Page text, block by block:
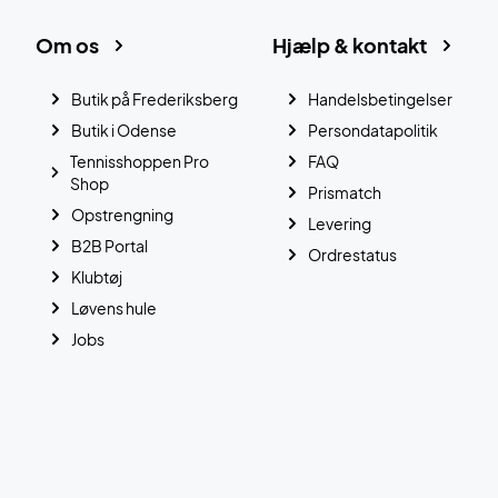
Hjælp & kontakt
Handelsbetingelser
Persondatapolitik
FAQ
Prismatch
Levering
Ordrestatus
Om os
Butik på Frederiksberg
Butik i Odense
Tennisshoppen Pro
Shop
Opstrengning
B2B Portal
Klubtøj
Løvens hule
Jobs